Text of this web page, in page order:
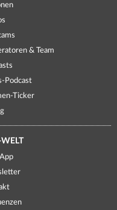
& Team
Podcast
Ticker
WELT